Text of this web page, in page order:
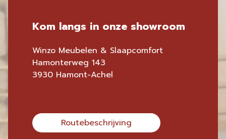
Kom langs in onze showroom
Winzo Meubelen & Slaapcomfort
Hamonterweg 143
3930 Hamont-Achel
Routebeschrijving